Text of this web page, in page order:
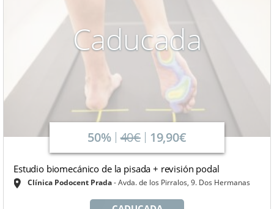
Caducada
50% 40€ 19,90€
Estudio biomecánico de la pisada + revisión podal
Clínica Podocent Prada Avda. de los Pirralos, 9. Dos Hermanas